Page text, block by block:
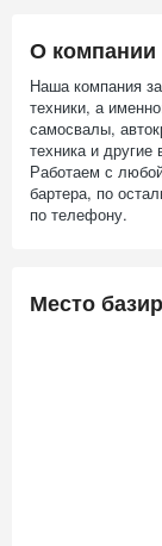
О компании
Наша компания
техники, а
самосвалы,
техника и другие
Работаем с
бартера, по
по телефону.
Место